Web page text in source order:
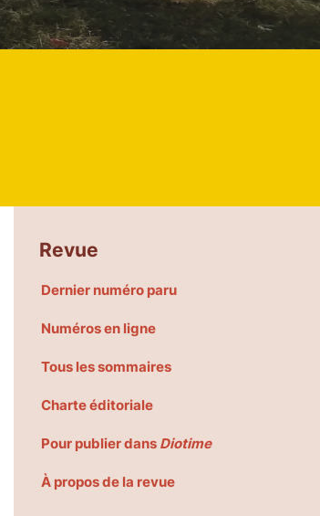
Revue
Dernier numéro paru
Numéros en ligne
Tous les sommaires
Charte éditoriale
Pour publier dans Diotime
À propos de la revue